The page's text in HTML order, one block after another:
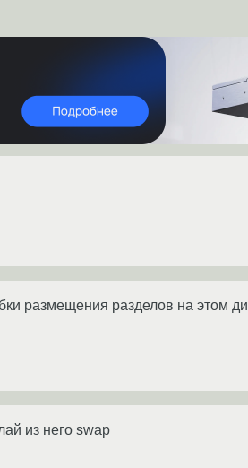
размещения разделов на этом
из него swap